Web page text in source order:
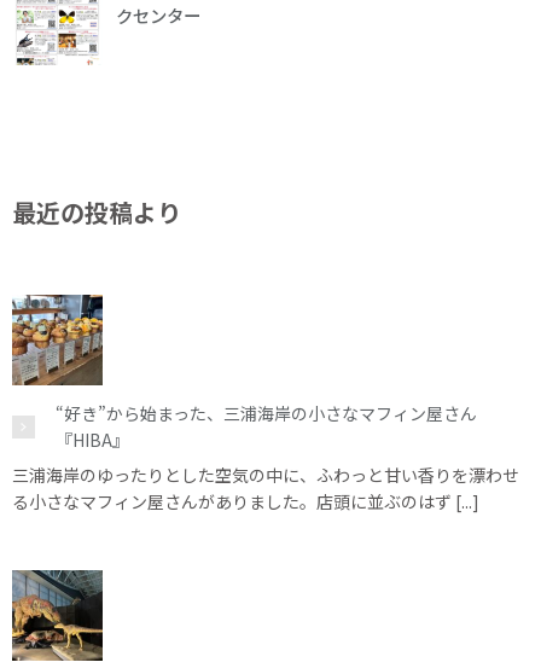
クセンター
最近の投稿より
“好き”から始まった、三浦海岸の小さなマフィン屋さん
『HIBA』
三浦海岸のゆったりとした空気の中に、ふわっと甘い香りを漂わせ
る小さなマフィン屋さんがありました。店頭に並ぶのはず [...]